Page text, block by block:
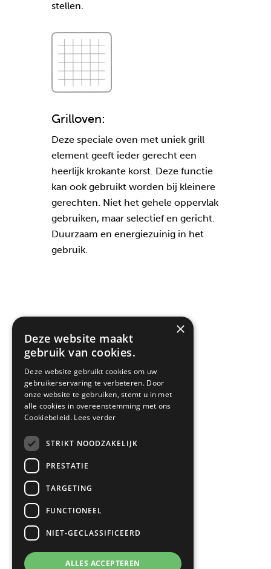
stellen.
Grilloven:
Deze speciale oven met uniek grill
element geeft ieder gerecht een
heerlijk krokante korst. Deze functie
kan ook gebruikt worden bij kleinere
gerechten. Niet het gehele oppervlak
gebruiken, maar selectief en gericht.
Duurzaam en energiezuinig in het
gebruik.
TERUG NAAR
×
Deze website maakt
gebruik van cookies.
Deze website gebruikt cookies om uw
gebruikerservaring te verbeteren. Door
onze website te gebruiken, stemt u in met
alle cookies in overeenstemming met ons
Cookiebeleid. Lees verder
STRIKT NOODZAKELIJK
PRESTATIE
TARGETING
FUNCTIONEEL
NIET-GECLASSIFICEERD
ALLES ACCEPTEREN